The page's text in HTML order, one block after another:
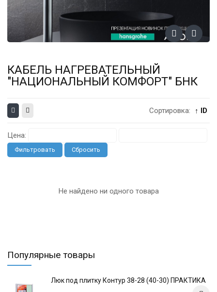
КАБЕЛЬ НАГРЕВАТЕЛЬНЫЙ
"НАЦИОНАЛЬНЫЙ КОМФОРТ" БНК
Сортировка: ↑ ID
Цена:
Фильтровать Сбросить
Не найдено ни одного товара
Популярные товары
Люк под плитку Контур 38-28 (40-30) ПРАКТИКА